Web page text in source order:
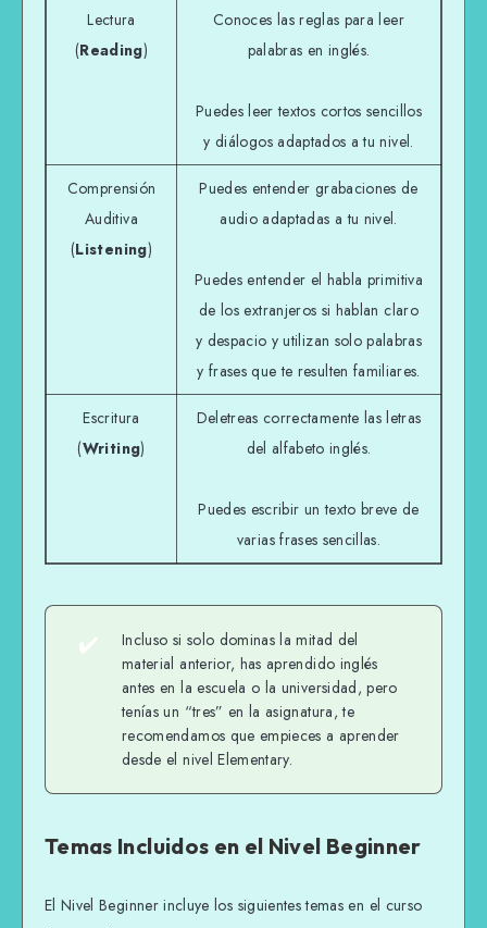
Lectura
(Reading)
Conoces las reglas para leer
palabras en inglés.
Puedes leer textos cortos sencillos
y diálogos adaptados a tu nivel.
Comprensión
Auditiva
(Listening)
Puedes entender grabaciones de
audio adaptadas a tu nivel.
Puedes entender el habla primitiva
de los extranjeros si hablan claro
y despacio y utilizan solo palabras
y frases que te resulten familiares.
Escritura
(Writing)
Deletreas correctamente las letras
del alfabeto inglés.
Puedes escribir un texto breve de
varias frases sencillas.
✔️
Incluso si solo dominas la mitad del
material anterior, has aprendido inglés
antes en la escuela o la universidad, pero
tenías un “tres” en la asignatura, te
recomendamos que empieces a aprender
desde el nivel Elementary.
Temas Incluidos en el Nivel Beginner
El Nivel Beginner incluye los siguientes temas en el curso